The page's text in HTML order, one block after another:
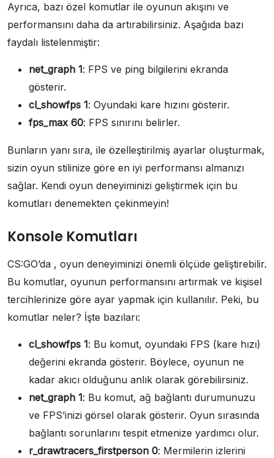
Ayrıca, bazı özel komutlar ile oyunun akışını ve
performansını daha da artırabilirsiniz. Aşağıda bazı
faydalı listelenmiştir:
net_graph 1: FPS ve ping bilgilerini ekranda
gösterir.
cl_showfps 1: Oyundaki kare hızını gösterir.
fps_max 60: FPS sınırını belirler.
Bunların yanı sıra, ile özelleştirilmiş ayarlar oluşturmak,
sizin oyun stilinize göre en iyi performansı almanızı
sağlar. Kendi oyun deneyiminizi geliştirmek için bu
komutları denemekten çekinmeyin!
Konsole Komutları
CS:GO’da , oyun deneyiminizi önemli ölçüde geliştirebilir.
Bu komutlar, oyunun performansını artırmak ve kişisel
tercihlerinize göre ayar yapmak için kullanılır. Peki, bu
komutlar neler? İşte bazıları:
cl_showfps 1: Bu komut, oyundaki FPS (kare hızı)
değerini ekranda gösterir. Böylece, oyunun ne
kadar akıcı olduğunu anlık olarak görebilirsiniz.
net_graph 1: Bu komut, ağ bağlantı durumunuzu
ve FPS’inizi görsel olarak gösterir. Oyun sırasında
bağlantı sorunlarını tespit etmenize yardımcı olur.
r_drawtracers_firstperson 0: Mermilerin izlerini